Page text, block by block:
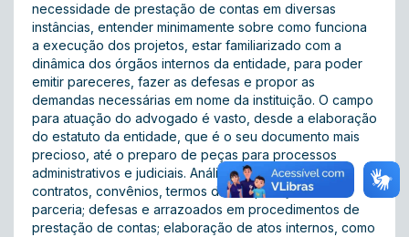
necessidade de prestação de contas em diversas
instâncias, entender minimamente sobre como funciona
a execução dos projetos, estar familiarizado com a
dinâmica dos órgãos internos da entidade, para poder
emitir pareceres, fazer as defesas e propor as
demandas necessárias em nome da instituição. O campo
para atuação do advogado é vasto, desde a elaboração
do estatuto da entidade, que é o seu documento mais
precioso, até o preparo de peças para processos
administrativos e judiciais. Análise e elaboração de
contratos, convênios, termos de cooperação e de
parceria; defesas e arrazoados em procedimentos de
prestação de contas; elaboração de atos internos, como